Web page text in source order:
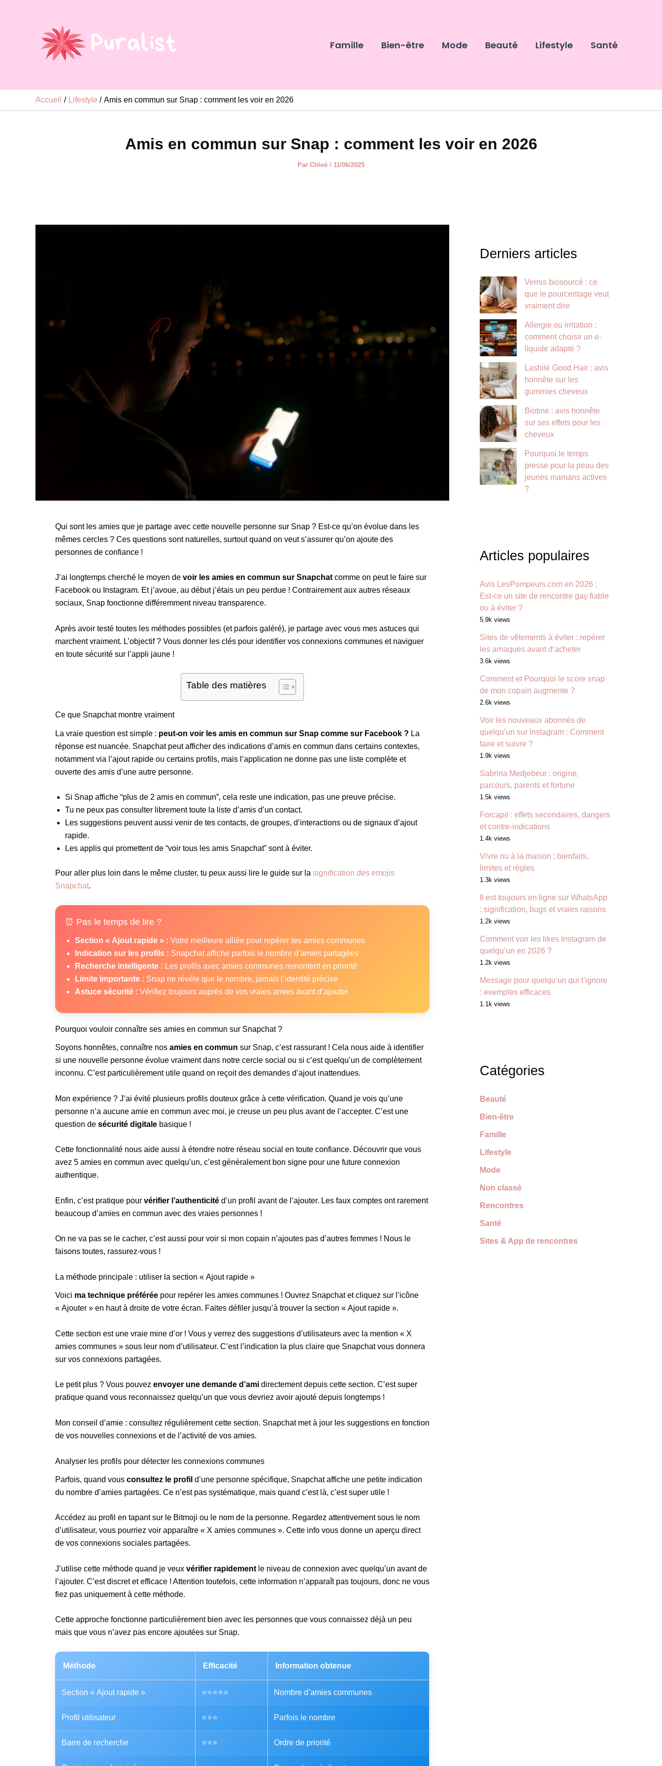
Famille Bien-être Mode Beauté Lifestyle Santé
Accueil Lifestyle Amis en commun sur Snap : comment les voir en 2026
Amis en commun sur Snap : comment les voir en 2026
Par Chloé / 11/06/2025
Qui sont les amies que je partage avec cette nouvelle personne sur Snap ? Est-ce qu’on évolue dans les
mêmes cercles ? Ces questions sont naturelles, surtout quand on veut s’assurer qu’on ajoute des
personnes de confiance !
J’ai longtemps cherché le moyen de voir les amies en commun sur Snapchat comme on peut le faire sur
Facebook ou Instagram. Et j’avoue, au début j’étais un peu perdue ! Contrairement aux autres réseaux
sociaux, Snap fonctionne différemment niveau transparence.
Après avoir testé toutes les méthodes possibles (et parfois galéré), je partage avec vous mes astuces qui
marchent vraiment. L’objectif ? Vous donner les clés pour identifier vos connexions communes et naviguer
en toute sécurité sur l’appli jaune !
Table des matières
Ce que Snapchat montre vraiment
La vraie question est simple : peut-on voir les amis en commun sur Snap comme sur Facebook ? La
réponse est nuancée. Snapchat peut afficher des indications d’amis en commun dans certains contextes,
notamment via l’ajout rapide ou certains profils, mais l’application ne donne pas une liste complète et
ouverte des amis d’une autre personne.
Si Snap affiche “plus de 2 amis en commun”, cela reste une indication, pas une preuve précise.
Tu ne peux pas consulter librement toute la liste d’amis d’un contact.
Les suggestions peuvent aussi venir de tes contacts, de groupes, d’interactions ou de signaux d’ajout
rapide.
Les applis qui promettent de “voir tous les amis Snapchat” sont à éviter.
Pour aller plus loin dans le même cluster, tu peux aussi lire le guide sur la signification des emojis
Snapchat.
⏰ Pas le temps de lire ?
Section « Ajout rapide » : Votre meilleure alliée pour repérer les amies communes
Indication sur les profils : Snapchat affiche parfois le nombre d’amies partagées
Recherche intelligente : Les profils avec amies communes remontent en priorité
Limite importante : Snap ne révèle que le nombre, jamais l’identité précise
Astuce sécurité : Vérifiez toujours auprès de vos vraies amies avant d’ajouter
Pourquoi vouloir connaître ses amies en commun sur Snapchat ?
Soyons honnêtes, connaître nos amies en commun sur Snap, c’est rassurant ! Cela nous aide à identifier
si une nouvelle personne évolue vraiment dans notre cercle social ou si c’est quelqu’un de complètement
inconnu. C’est particulièrement utile quand on reçoit des demandes d’ajout inattendues.
Mon expérience ? J’ai évité plusieurs profils douteux grâce à cette vérification. Quand je vois qu’une
personne n’a aucune amie en commun avec moi, je creuse un peu plus avant de l’accepter. C’est une
question de sécurité digitale basique !
Cette fonctionnalité nous aide aussi à étendre notre réseau social en toute confiance. Découvrir que vous
avez 5 amies en commun avec quelqu’un, c’est généralement bon signe pour une future connexion
authentique.
Enfin, c’est pratique pour vérifier l’authenticité d’un profil avant de l’ajouter. Les faux comptes ont rarement
beaucoup d’amies en commun avec des vraies personnes !
On ne va pas se le cacher, c’est aussi pour voir si mon copain n’ajoutes pas d’autres femmes ! Nous le
faisons toutes, rassurez-vous !
La méthode principale : utiliser la section « Ajout rapide »
Voici ma technique préférée pour repérer les amies communes ! Ouvrez Snapchat et cliquez sur l’icône
« Ajouter » en haut à droite de votre écran. Faites défiler jusqu’à trouver la section « Ajout rapide ».
Cette section est une vraie mine d’or ! Vous y verrez des suggestions d’utilisateurs avec la mention « X
amies communes » sous leur nom d’utilisateur. C’est l’indication la plus claire que Snapchat vous donnera
sur vos connexions partagées.
Le petit plus ? Vous pouvez envoyer une demande d’ami directement depuis cette section. C’est super
pratique quand vous reconnaissez quelqu’un que vous devriez avoir ajouté depuis longtemps !
Mon conseil d’amie : consultez régulièrement cette section. Snapchat met à jour les suggestions en fonction
de vos nouvelles connexions et de l’activité de vos amies.
Analyser les profils pour détecter les connexions communes
Parfois, quand vous consultez le profil d’une personne spécifique, Snapchat affiche une petite indication
du nombre d’amies partagées. Ce n’est pas systématique, mais quand c’est là, c’est super utile !
Accédez au profil en tapant sur le Bitmoji ou le nom de la personne. Regardez attentivement sous le nom
d’utilisateur, vous pourriez voir apparaître « X amies communes ». Cette info vous donne un aperçu direct
de vos connexions sociales partagées.
J’utilise cette méthode quand je veux vérifier rapidement le niveau de connexion avec quelqu’un avant de
l’ajouter. C’est discret et efficace ! Attention toutefois, cette information n’apparaît pas toujours, donc ne vous
fiez pas uniquement à cette méthode.
Cette approche fonctionne particulièrement bien avec les personnes que vous connaissez déjà un peu
mais que vous n’avez pas encore ajoutées sur Snap.
Méthode Efficacité Information obtenue
Section « Ajout rapide » ⭐⭐⭐⭐⭐ Nombre d’amies communes
Profil utilisateur ⭐⭐⭐ Parfois le nombre
Barre de recherche ⭐⭐⭐ Ordre de priorité
Derniers articles
Vernis biosourcé : ce
que le pourcentage veut
vraiment dire
Allergie ou irritation :
comment choisir un e-
liquide adapté ?
Lashilé Good Hair : avis
honnête sur les
gummies cheveux
Biotine : avis honnête
sur ses effets pour les
cheveux
Pourquoi le temps
presse pour la peau des
jeunes mamans actives
?
Articles populaires
Avis LesPompeurs.com en 2026 :
Est-ce un site de rencontre gay fiable
ou à éviter ?
5.9k views
Sites de vêtements à éviter : repérer
les arnaques avant d’acheter
3.6k views
Comment et Pourquoi le score snap
de mon copain augmente ?
2.6k views
Voir les nouveaux abonnés de
quelqu’un sur Instagram : Comment
faire et suivre ?
1.9k views
Sabrina Medjebeur : origine,
parcours, parents et fortune
1.5k views
Forcapil : effets secondaires, dangers
et contre-indications
1.4k views
Vivre nu à la maison : bienfaits,
limites et règles
1.3k views
Il est toujours en ligne sur WhatsApp
: signification, bugs et vraies raisons
1.2k views
Comment voir les likes Instagram de
quelqu’un en 2026 ?
1.2k views
Message pour quelqu’un qui t’ignore
: exemples efficaces
1.1k views
Catégories
Beauté
Bien-être
Famille
Lifestyle
Mode
Non classé
Rencontres
Santé
Sites & App de rencontres